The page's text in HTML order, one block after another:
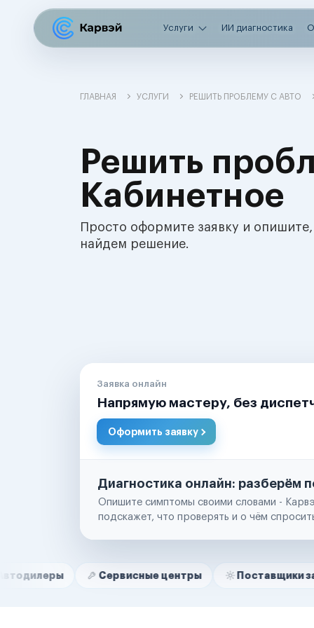
Услуги ИИ диагностика
ГЛАВНАЯ УСЛУГИ РЕШИТЬ ПРОБЛЕМУ С АВТО
Решить
Кабинетное
Просто оформите заявку и
найдем решение.
Заявка онлайн
Напрямую мастеру, без
Оформить заявку
Диагностика онлайн: разберём
Опишите симптомы своими словами -
подскажет, что проверять и о чём
Нам доверяют
Сервисные центры Поставщики запчастей
Маркетплейсы